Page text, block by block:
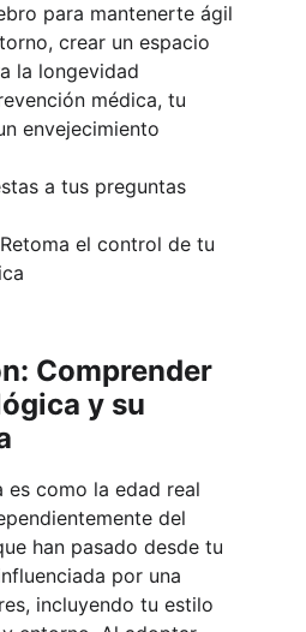
para mantenerte ágil
crear un espacio
la longevidad
médica, tu
envejecimiento
a tus preguntas
el control de tu
Comprender
y su
es como la edad real
del
han pasado desde tu
por una
incluyendo tu estilo